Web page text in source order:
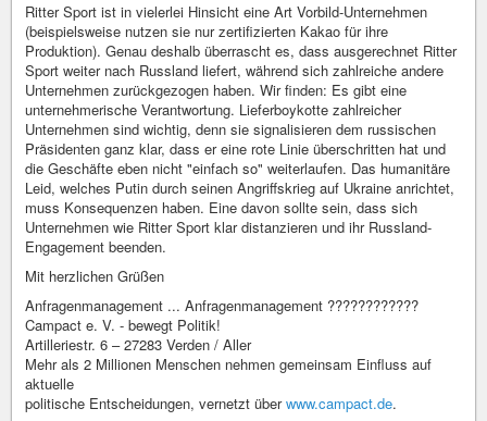
Ritter Sport ist in vielerlei Hinsicht eine Art Vorbild-Unternehmen
(beispielsweise nutzen sie nur zertifizierten Kakao für ihre
Produktion). Genau deshalb überrascht es, dass ausgerechnet Ritter
Sport weiter nach Russland liefert, während sich zahlreiche andere
Unternehmen zurückgezogen haben. Wir finden: Es gibt eine
unternehmerische Verantwortung. Lieferboykotte zahlreicher
Unternehmen sind wichtig, denn sie signalisieren dem russischen
Präsidenten ganz klar, dass er eine rote Linie überschritten hat und
die Geschäfte eben nicht "einfach so" weiterlaufen. Das humanitäre
Leid, welches Putin durch seinen Angriffskrieg auf Ukraine anrichtet,
muss Konsequenzen haben. Eine davon sollte sein, dass sich
Unternehmen wie Ritter Sport klar distanzieren und ihr Russland-
Engagement beenden.
Mit herzlichen Grüßen
Anfragenmanagement ... Anfragenmanagement ????????????
Campact e. V. - bewegt Politik!
Artilleriestr. 6 – 27283 Verden / Aller
Mehr als 2 Millionen Menschen nehmen gemeinsam Einfluss auf
aktuelle
politische Entscheidungen, vernetzt überwww.campact.de.